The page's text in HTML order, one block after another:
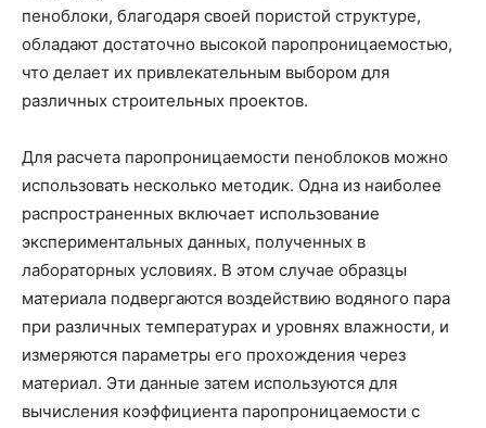
пеноблоки, благодаря своей пористой структуре,
обладают достаточно высокой паропроницаемостью,
что делает их привлекательным выбором для
различных строительных проектов.
Для расчета паропроницаемости пеноблоков можно
использовать несколько методик. Одна из наиболее
распространенных включает использование
экспериментальных данных, полученных в
лабораторных условиях. В этом случае образцы
материала подвергаются воздействию водяного пара
при различных температурах и уровнях влажности, и
измеряются параметры его прохождения через
материал. Эти данные затем используются для
вычисления коэффициента паропроницаемости с